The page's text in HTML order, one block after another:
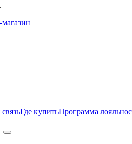
Где купитьПрограмма